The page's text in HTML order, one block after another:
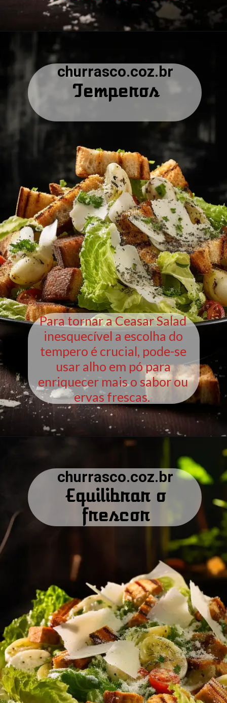
Temperos
churrasco.coz.br
Para tornar a Ceasar Salad
inesquecível a escolha do
tempero é crucial, pode-se
usar alho em pó para
enriquecer mais o sabor ou
ervas frescas.
Equilibrar o
frescor
churrasco.coz.br